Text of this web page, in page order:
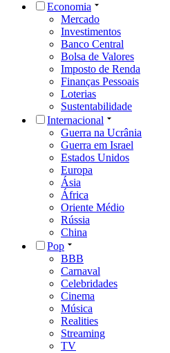
Economia
Mercado
Investimentos
Banco Central
Bolsa de Valores
Imposto de Renda
Finanças Pessoais
Loterias
Sustentabilidade
Internacional
Guerra na Ucrânia
Guerra em Israel
Estados Unidos
Europa
Ásia
África
Oriente Médio
Rússia
China
Pop
BBB
Carnaval
Celebridades
Cinema
Música
Realities
Streaming
TV